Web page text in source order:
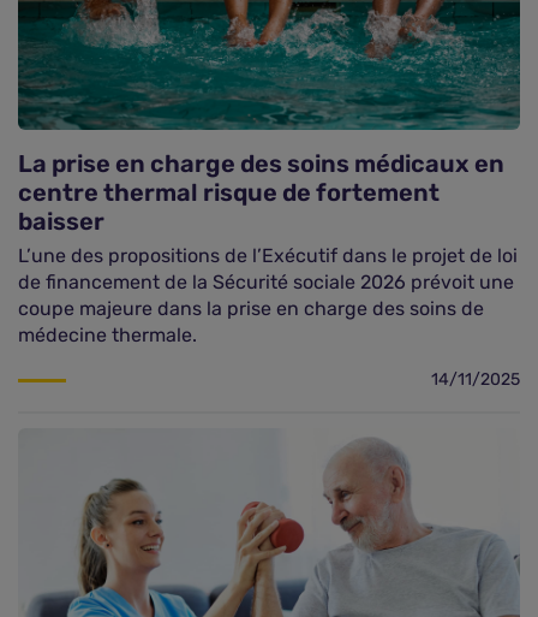
La prise en charge des soins médicaux en
centre thermal risque de fortement
baisser
L’une des propositions de l’Exécutif dans le projet de loi
de financement de la Sécurité sociale 2026 prévoit une
coupe majeure dans la prise en charge des soins de
médecine thermale.
14/11/2025